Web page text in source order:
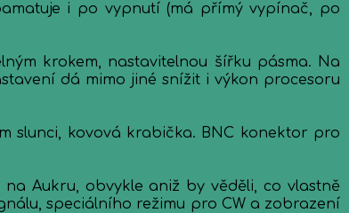
i po vypnutí (má přímý vypínač, po
krokem, nastavitelnou šířku pásma. Na
dá mimo jiné snížit i výkon procesoru
slunci, kovová krabička. BNC konektor pro
Aukru, obvykle aniž by věděli, co vlastně
speciálního režimu pro CW a zobrazení